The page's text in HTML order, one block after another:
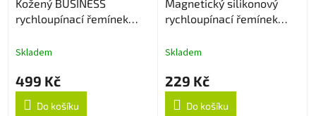
Kožený BUSINESS
rychloupínací řemínek
Skladem
499 Kč
Do košíku
Magnetický silikonový
rychloupínací řemínek
Skladem
229 Kč
Do košíku